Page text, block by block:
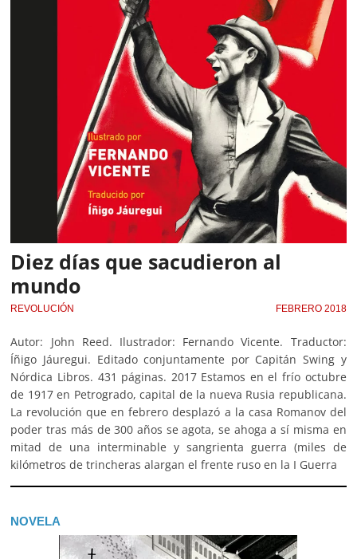
Diez días que sacudieron al
mundo
REVOLUCIÓN FEBRERO 2018
Autor: John Reed. Ilustrador: Fernando Vicente. Traductor:
Íñigo Jáuregui. Editado conjuntamente por Capitán Swing y
Nórdica Libros. 431 páginas. 2017 Estamos en el frío octubre
de 1917 en Petrogrado, capital de la nueva Rusia republicana.
La revolución que en febrero desplazó a la casa Romanov del
poder tras más de 300 años se agota, se ahoga a sí misma en
mitad de una interminable y sangrienta guerra (miles de
kilómetros de trincheras alargan el frente ruso en la I Guerra
NOVELA